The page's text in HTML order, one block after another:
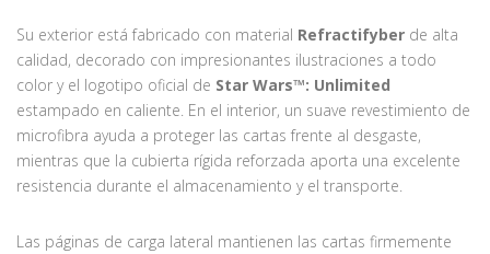
Su exterior está fabricado con material Refractifyber de alta
calidad, decorado con impresionantes ilustraciones a todo
color y el logotipo oficial de Star Wars™: Unlimited
estampado en caliente. En el interior, un suave revestimiento de
microfibra ayuda a proteger las cartas frente al desgaste,
mientras que la cubierta rígida reforzada aporta una excelente
resistencia durante el almacenamiento y el transporte.
Las páginas de carga lateral mantienen las cartas firmemente